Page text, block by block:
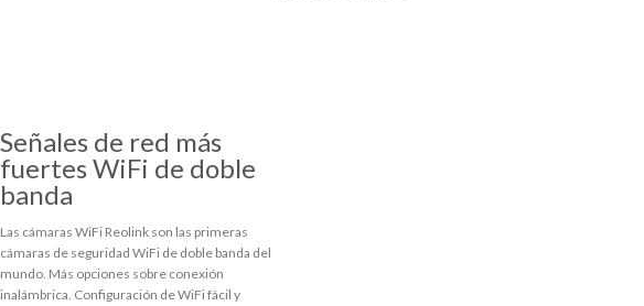
Señales de red más
fuertes WiFi de doble
banda
Las cámaras WiFi Reolink son las primeras
cámaras de seguridad WiFi de doble banda del
mundo. Más opciones sobre conexión
inalámbrica. Configuración de WiFi fácil y